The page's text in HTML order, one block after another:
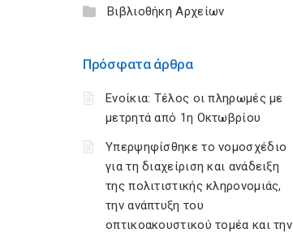
Βιβλιοθήκη Αρχείων
Πρόσφατα άρθρα
Ενοίκια: Τέλος οι πληρωμές με
μετρητά από 1η Οκτωβρίου
Υπερψηφίσθηκε το νομοσχέδιο
για τη διαχείριση και ανάδειξη
της πολιτιστικής κληρονομιάς,
την ανάπτυξη του
οπτικοακουστικού τομέα και την